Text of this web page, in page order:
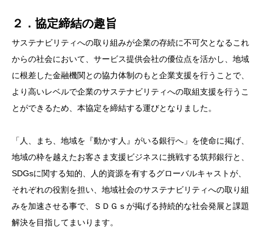
２．協定締結の趣旨
サステナビリティへの取り組みが企業の存続に不可欠となるこれ
からの社会において、サービス提供会社の優位点を活かし、地域
に根差した金融機関との協力体制のもと企業支援を行うことで、
より高いレベルで企業のサステナビリティへの取組支援を行うこ
とができるため、本協定を締結する運びとなりました。
「人、まち、地域を『動かす人』がいる銀行へ」を使命に掲げ、
地域の枠を越えたお客さま支援ビジネスに挑戦する筑邦銀行と、
SDGsに関する知的、人的資源を有するグローバルキャストが、
それぞれの役割を担い、地域社会のサステナビリティへの取り組
みを加速させる事で、ＳＤＧｓが掲げる持続的な社会発展と課題
解決を目指してまいります。